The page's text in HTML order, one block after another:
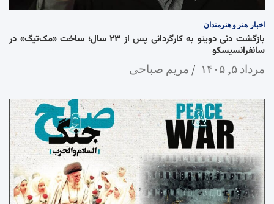
اخبار هنر و هنرمندان
بازگشت دنی دویتو به کارگردانی پس از ۲۳ سال؛ ساخت «مک‌تیگ» در
سانفرانسیسکو
مرداد ۵, ۱۴۰۵ مریم صباحی